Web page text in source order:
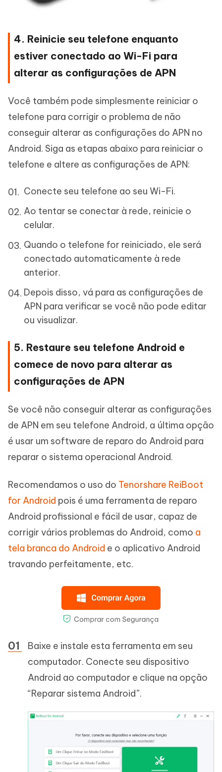
4. Reinicie seu telefone enquanto
estiver conectado ao Wi-Fi para
alterar as configurações de APN
Você também pode simplesmente reiniciar o
telefone para corrigir o problema de não
conseguir alterar as configurações do APN no
Android. Siga as etapas abaixo para reiniciar o
telefone e altere as configurações de APN:
Conecte seu telefone ao seu Wi-Fi.
Ao tentar se conectar à rede, reinicie o
celular.
Quando o telefone for reiniciado, ele será
conectado automaticamente à rede
anterior.
Depois disso, vá para as configurações de
APN para verificar se você não pode editar
ou visualizar.
5. Restaure seu telefone Android e
comece de novo para alterar as
configurações de APN
Se você não conseguir alterar as configurações
de APN em seu telefone Android, a última opção
é usar um software de reparo do Android para
reparar o sistema operacional Android.
Recomendamos o uso do Tenorshare ReiBoot
for Android pois é uma ferramenta de reparo
Android profissional e fácil de usar, capaz de
corrigir vários problemas do Android, como a
tela branca do Android e o aplicativo Android
travando perfeitamente, etc.
Baixe e instale esta ferramenta em seu
computador. Conecte seu dispositivo
Android ao computador e clique na opção
“Reparar sistema Android”.